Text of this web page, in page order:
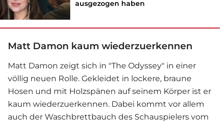
ausgezogen haben
Matt Damon kaum wiederzuerkennen
Matt Damon zeigt sich in "The Odyssey" in einer
völlig neuen Rolle. Gekleidet in lockere, braune
Hosen und mit Holzspänen auf seinem Körper ist er
kaum wiederzuerkennen. Dabei kommt vor allem
auch der Waschbrettbauch des Schauspielers vom